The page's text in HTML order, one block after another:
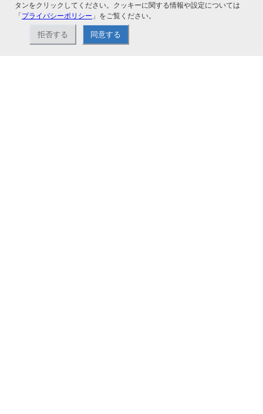
タンをクリックしてください。クッキーに関する情報や設定については
「プライバシーポリシー 」をご覧ください。
拒否する 同意する